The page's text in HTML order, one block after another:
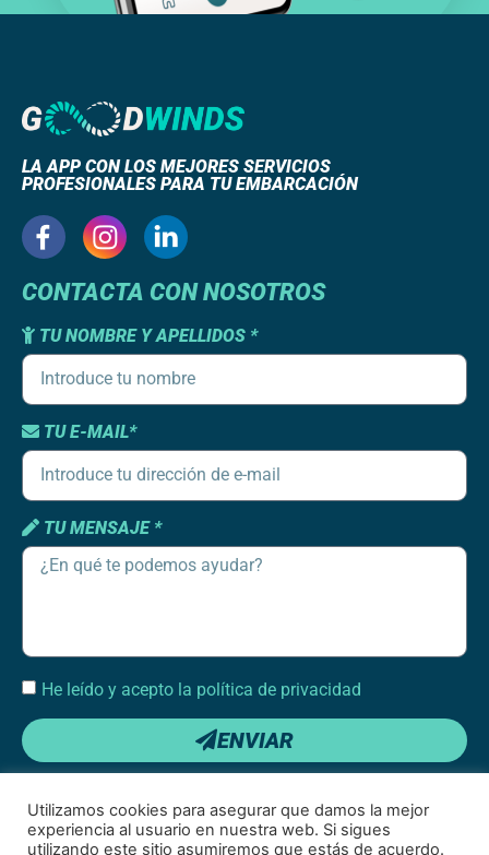
LA APP CON LOS MEJORES SERVICIOS
PROFESIONALES PARA TU EMBARCACIÓN
CONTACTA CON NOSOTROS
TU NOMBRE Y APELLIDOS *
TU E-MAIL*
TU MENSAJE *
He leído y acepto la política de privacidad
ENVIAR
Utilizamos cookies para asegurar que damos la mejor
experiencia al usuario en nuestra web. Si sigues
utilizando este sitio asumiremos que estás de acuerdo.